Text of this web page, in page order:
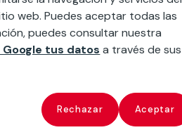
web. Puedes aceptar todas las
puedes consultar nuestra
tus datos a través de sus
Rechazar Aceptar